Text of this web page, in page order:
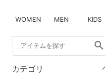
WOMEN MEN KIDS
search
カテゴリ